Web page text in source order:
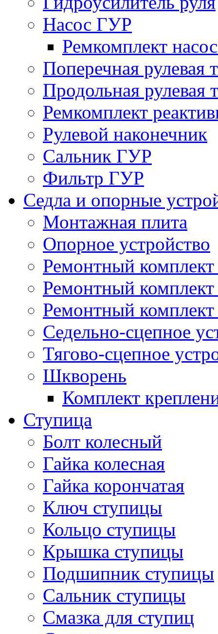
Насос ГУР
Ремкомплект
Поперечная рулевая
Продольная рулевая
Ремкомплект
Рулевой наконечник
Сальник ГУР
Фильтр ГУР
Седла и опорные
Монтажная плита
Опорное устройство
Ремонтный комплект
Ремонтный
Ремонтный комплект
Седельно-сцепное
Тягово-сцепное
Шкворень
Комплект
Ступица
Болт колесный
Гайка колесная
Гайка корончатая
Ключ ступицы
Кольцо ступицы
Крышка ступицы
Подшипник ступицы
Сальник ступицы
Смазка для ступиц